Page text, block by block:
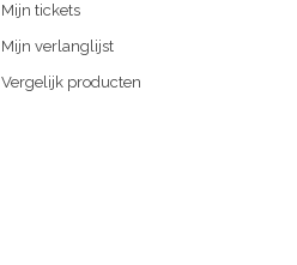
Mijn tickets
Mijn verlanglijst
Vergelijk producten